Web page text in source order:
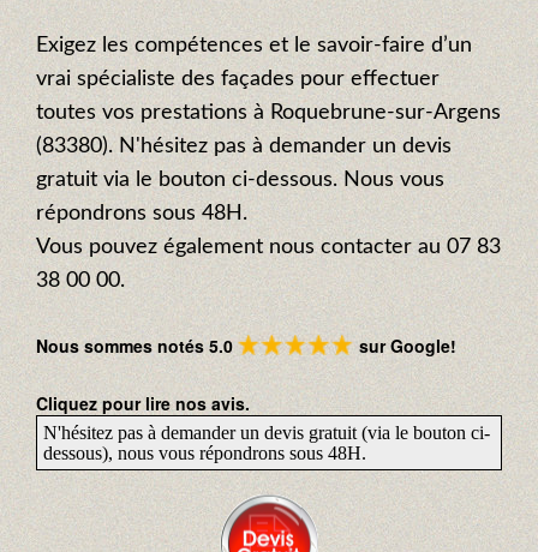
Exigez les compétences et le savoir-faire d’un
vrai spécialiste des façades pour effectuer
toutes vos prestations à Roquebrune-sur-Argens
(83380). N'hésitez pas à demander un devis
gratuit via le bouton ci-dessous. Nous vous
répondrons sous 48H.
Vous pouvez également nous contacter au 07 83
38 00 00.
Nous sommes notés 5.0 sur Google!
Cliquez pour lire nos avis.
N'hésitez pas à demander un devis gratuit (via le bouton ci-
dessous), nous vous répondrons sous 48H.